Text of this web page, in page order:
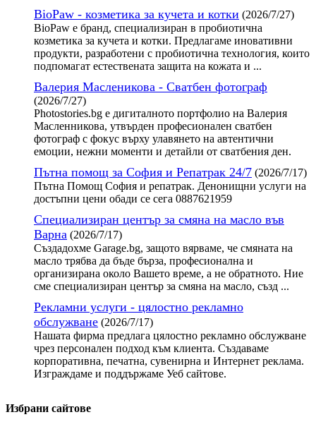
BioPaw - козметика за кучета и котки (2026/7/27)
BioPaw е бранд, специализиран в пробиотична
козметика за кучета и котки. Предлагаме иновативни
продукти, разработени с пробиотична технология, които
подпомагат естествената защита на кожата и ...
Валерия Масленикова - Сватбен фотограф
(2026/7/27)
Photostories.bg е дигиталното портфолио на Валерия
Масленникова, утвърден професионален сватбен
фотограф с фокус върху улавянето на автентични
емоции, нежни моменти и детайли от сватбения ден.
Пътна помощ за София и Репатрак 24/7 (2026/7/17)
Пътна Помощ София и репатрак. Денонищни услуги на
достъпни цени обади се сега 0887621959
Специализиран център за смяна на масло във
Варна (2026/7/17)
Създадохме Garage.bg, защото вярваме, че смяната на
масло трябва да бъде бърза, професионална и
организирана около Вашето време, а не обратното. Ние
сме специализиран център за смяна на масло, създ ...
Рекламни услуги - цялостно рекламно
обслужване (2026/7/17)
Нашата фирма предлага цялостно рекламно обслужване
чрез персонален подход към клиента. Създаваме
корпоративна, печатна, сувенирна и Интернет реклама.
Изграждаме и поддържаме Уеб сайтове.
Избрани сайтове